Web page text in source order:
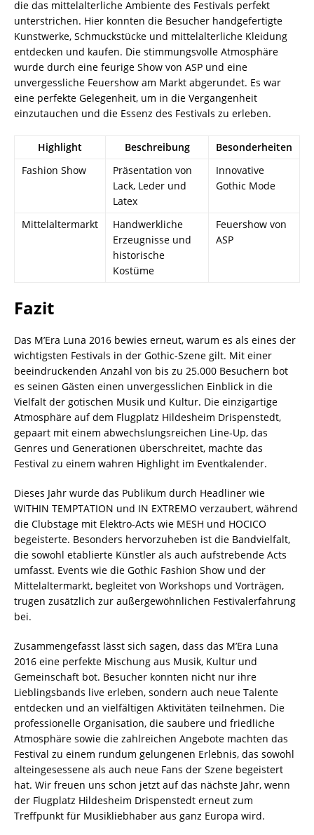
die das mittelalterliche Ambiente des Festivals perfekt
unterstrichen. Hier konnten die Besucher handgefertigte
Kunstwerke, Schmuckstücke und mittelalterliche Kleidung
entdecken und kaufen. Die stimmungsvolle Atmosphäre
wurde durch eine feurige Show von ASP und eine
unvergessliche Feuershow am Markt abgerundet. Es war
eine perfekte Gelegenheit, um in die Vergangenheit
einzutauchen und die Essenz des Festivals zu erleben.
Highlight Beschreibung
Besonderheiten
Fashion Show
Präsentation von
Lack, Leder und
Latex
Innovative
Gothic Mode
Mittelaltermarkt
Handwerkliche
Erzeugnisse und
historische
Kostüme
Feuershow von
ASP
Fazit
Das M’Era Luna 2016 bewies erneut, warum es als eines der
wichtigsten Festivals in der Gothic-Szene gilt. Mit einer
beeindruckenden Anzahl von bis zu 25.000 Besuchern bot
es seinen Gästen einen unvergesslichen Einblick in die
Vielfalt der gotischen Musik und Kultur. Die einzigartige
Atmosphäre auf dem Flugplatz Hildesheim Drispenstedt,
gepaart mit einem abwechslungsreichen Line-Up, das
Genres und Generationen überschreitet, machte das
Festival zu einem wahren Highlight im Eventkalender.
Dieses Jahr wurde das Publikum durch Headliner wie
WITHIN TEMPTATION und IN EXTREMO verzaubert, während
die Clubstage mit Elektro-Acts wie MESH und HOCICO
begeisterte. Besonders hervorzuheben ist die Bandvielfalt,
die sowohl etablierte Künstler als auch aufstrebende Acts
umfasst. Events wie die Gothic Fashion Show und der
Mittelaltermarkt, begleitet von Workshops und Vorträgen,
trugen zusätzlich zur außergewöhnlichen Festivalerfahrung
bei.
Zusammengefasst lässt sich sagen, dass das M’Era Luna
2016 eine perfekte Mischung aus Musik, Kultur und
Gemeinschaft bot. Besucher konnten nicht nur ihre
Lieblingsbands live erleben, sondern auch neue Talente
entdecken und an vielfältigen Aktivitäten teilnehmen. Die
professionelle Organisation, die saubere und friedliche
Atmosphäre sowie die zahlreichen Angebote machten das
Festival zu einem rundum gelungenen Erlebnis, das sowohl
alteingesessene als auch neue Fans der Szene begeistert
hat. Wir freuen uns schon jetzt auf das nächste Jahr, wenn
der Flugplatz Hildesheim Drispenstedt erneut zum
Treffpunkt für Musikliebhaber aus ganz Europa wird.